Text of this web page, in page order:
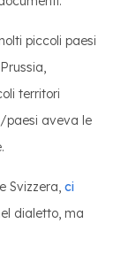
piccoli paesi
territori
paesi aveva le
Svizzera, ci
dialetto, ma